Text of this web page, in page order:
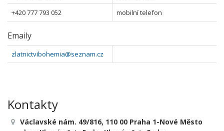
+420 777 793 052
mobilní telefon
Emaily
zlatnictvibohemia@seznam.cz
Kontakty
Václavské nám. 49/816, 110 00 Praha 1-Nové Město